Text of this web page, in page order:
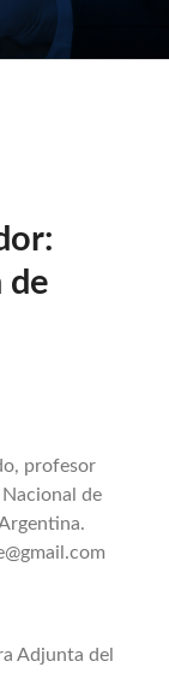
de
profesor
de
Adjunta del